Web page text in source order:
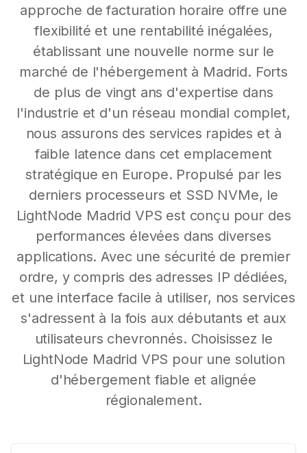
approche de facturation horaire offre une
flexibilité et une rentabilité inégalées,
établissant une nouvelle norme sur le
marché de l'hébergement à Madrid. Forts
de plus de vingt ans d'expertise dans
l'industrie et d'un réseau mondial complet,
nous assurons des services rapides et à
faible latence dans cet emplacement
stratégique en Europe. Propulsé par les
derniers processeurs et SSD NVMe, le
LightNode Madrid VPS est conçu pour des
performances élevées dans diverses
applications. Avec une sécurité de premier
ordre, y compris des adresses IP dédiées,
et une interface facile à utiliser, nos services
s'adressent à la fois aux débutants et aux
utilisateurs chevronnés. Choisissez le
LightNode Madrid VPS pour une solution
d'hébergement fiable et alignée
régionalement.